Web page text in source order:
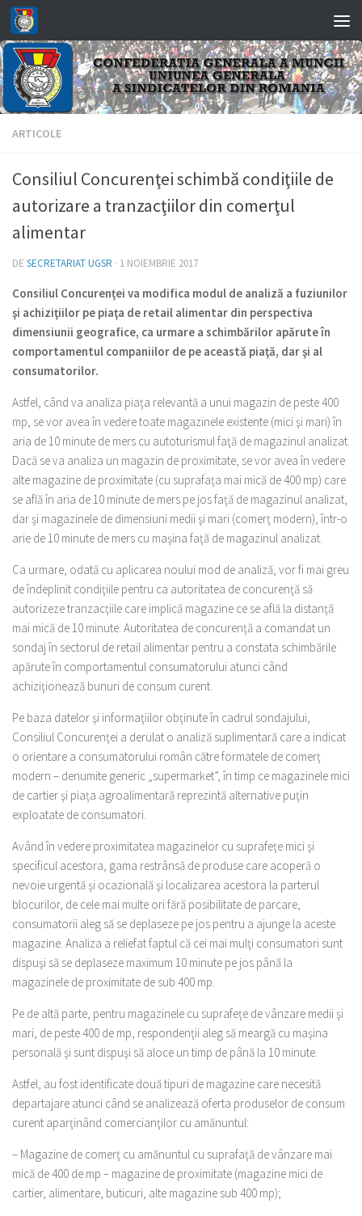
Skip to content
ARTICOLE
Consiliul Concurenţei schimbă condiţiile de
autorizare a tranzacţiilor din comerţul
alimentar
DE SECRETARIAT UGSR · 1 NOIEMBRIE 2017
Consiliul Concurenţei va modifica modul de analiză a fuziunilor
şi achiziţiilor pe piaţa de retail alimentar din perspectiva
dimensiunii geografice, ca urmare a schimbărilor apărute în
comportamentul companiilor de pe această piaţă, dar şi al
consumatorilor.
Astfel, când va analiza piaţa relevantă a unui magazin de peste 400
mp, se vor avea în vedere toate magazinele existente (mici şi mari) în
aria de 10 minute de mers cu autoturismul faţă de magazinul analizat.
Dacă se va analiza un magazin de proximitate, se vor avea în vedere
alte magazine de proximitate (cu suprafaţa mai mică de 400 mp) care
se află în aria de 10 minute de mers pe jos faţă de magazinul analizat,
dar şi magazinele de dimensiuni medii şi mari (comerţ modern), într-o
arie de 10 minute de mers cu maşina faţă de magazinul analizat.
Ca urmare, odată cu aplicarea noului mod de analiză, vor fi mai greu
de îndeplinit condiţiile pentru ca autoritatea de concurenţă să
autorizeze tranzacţiile care implică magazine ce se află la distanţă
mai mică de 10 minute. Autoritatea de concurenţă a comandat un
sondaj în sectorul de retail alimentar pentru a constata schimbările
apărute în comportamentul consumatorului atunci când
achiziţionează bunuri de consum curent.
Pe baza datelor şi informaţiilor obţinute în cadrul sondajului,
Consiliul Concurenţei a derulat o analiză suplimentară care a indicat
o orientare a consumatorului român către formatele de comerţ
modern – denumite generic „supermarket”, în timp ce magazinele mici
de cartier şi piaţa agroalimentară reprezintă alternative puţin
exploatate de consumatori.
Având în vedere proximitatea magazinelor cu suprafeţe mici şi
specificul acestora, gama restrânsă de produse care acoperă o
nevoie urgentă şi ocazională şi localizarea acestora la parterul
blocurilor, de cele mai multe ori fără posibilitate de parcare,
consumatorii aleg să se deplaseze pe jos pentru a ajunge la aceste
magazine. Analiza a reliefat faptul că cei mai mulţi consumatori sunt
dispuşi să se deplaseze maximum 10 minute pe jos până la
magazinele de proximitate de sub 400 mp.
Pe de altă parte, pentru magazinele cu suprafeţe de vânzare medii şi
mari, de peste 400 de mp, respondenţii aleg să meargă cu maşina
personală şi sunt dispuşi să aloce un timp de până la 10 minute.
Astfel, au fost identificate două tipuri de magazine care necesită
departajare atunci când se analizează oferta produselor de consum
curent aparţinând comercianţilor cu amănuntul:
– Magazine de comerţ cu amănuntul cu suprafaţă de vânzare mai
mică de 400 de mp – magazine de proximitate (magazine mici de
cartier, alimentare, buticuri, alte magazine sub 400 mp);